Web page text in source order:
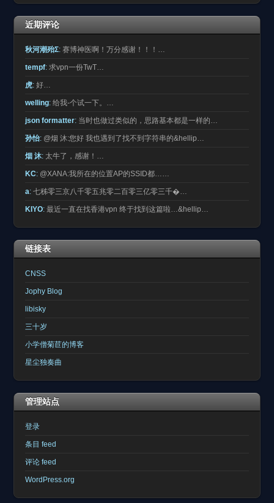
近期评论
秋河潮殆Σ: 赛博神医啊！万分感谢！！！…
tempf: 求vpn一份TwT…
虎: 好…
welling: 给我-个试一下。…
json formatter: 当时也做过类似的，思路基本都是一样的…
孙怡: @烟 沐:您好 我也遇到了找不到字符串的&hellip…
烟 沐: 太牛了，感谢！…
KC: @XANA:我所在的位置AP的SSID都……
a: 七秭零三京八千零五兆零二百零三亿零三千�…
KIYO: 最近一直在找香港vpn 终于找到这篇啦…&hellip…
链接表
CNSS
Jophy Blog
libisky
三十岁
小学僧菊苣的博客
星尘独奏曲
管理站点
登录
条目 feed
评论 feed
WordPress.org